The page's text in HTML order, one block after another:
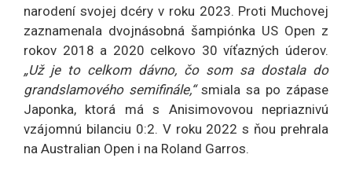
narodení svojej dcéry v roku 2023. Proti Muchovej
zaznamenala dvojnásobná šampiónka US Open z
rokov 2018 a 2020 celkovo 30 víťazných úderov.
„Už je to celkom dávno, čo som sa dostala do
grandslamového semifinále,“smiala sa po zápase
Japonka, ktorá má s Anisimovovou nepriaznivú
vzájomnú bilanciu 0:2. V roku 2022 s ňou prehrala
na Australian Open i na Roland Garros.